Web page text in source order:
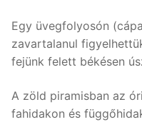
Egy üvegfolyosón
zavartalanul
fejünk felett békésen
A zöld piramisban az
fahidakon és